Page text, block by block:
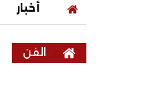
أخبار
الفن